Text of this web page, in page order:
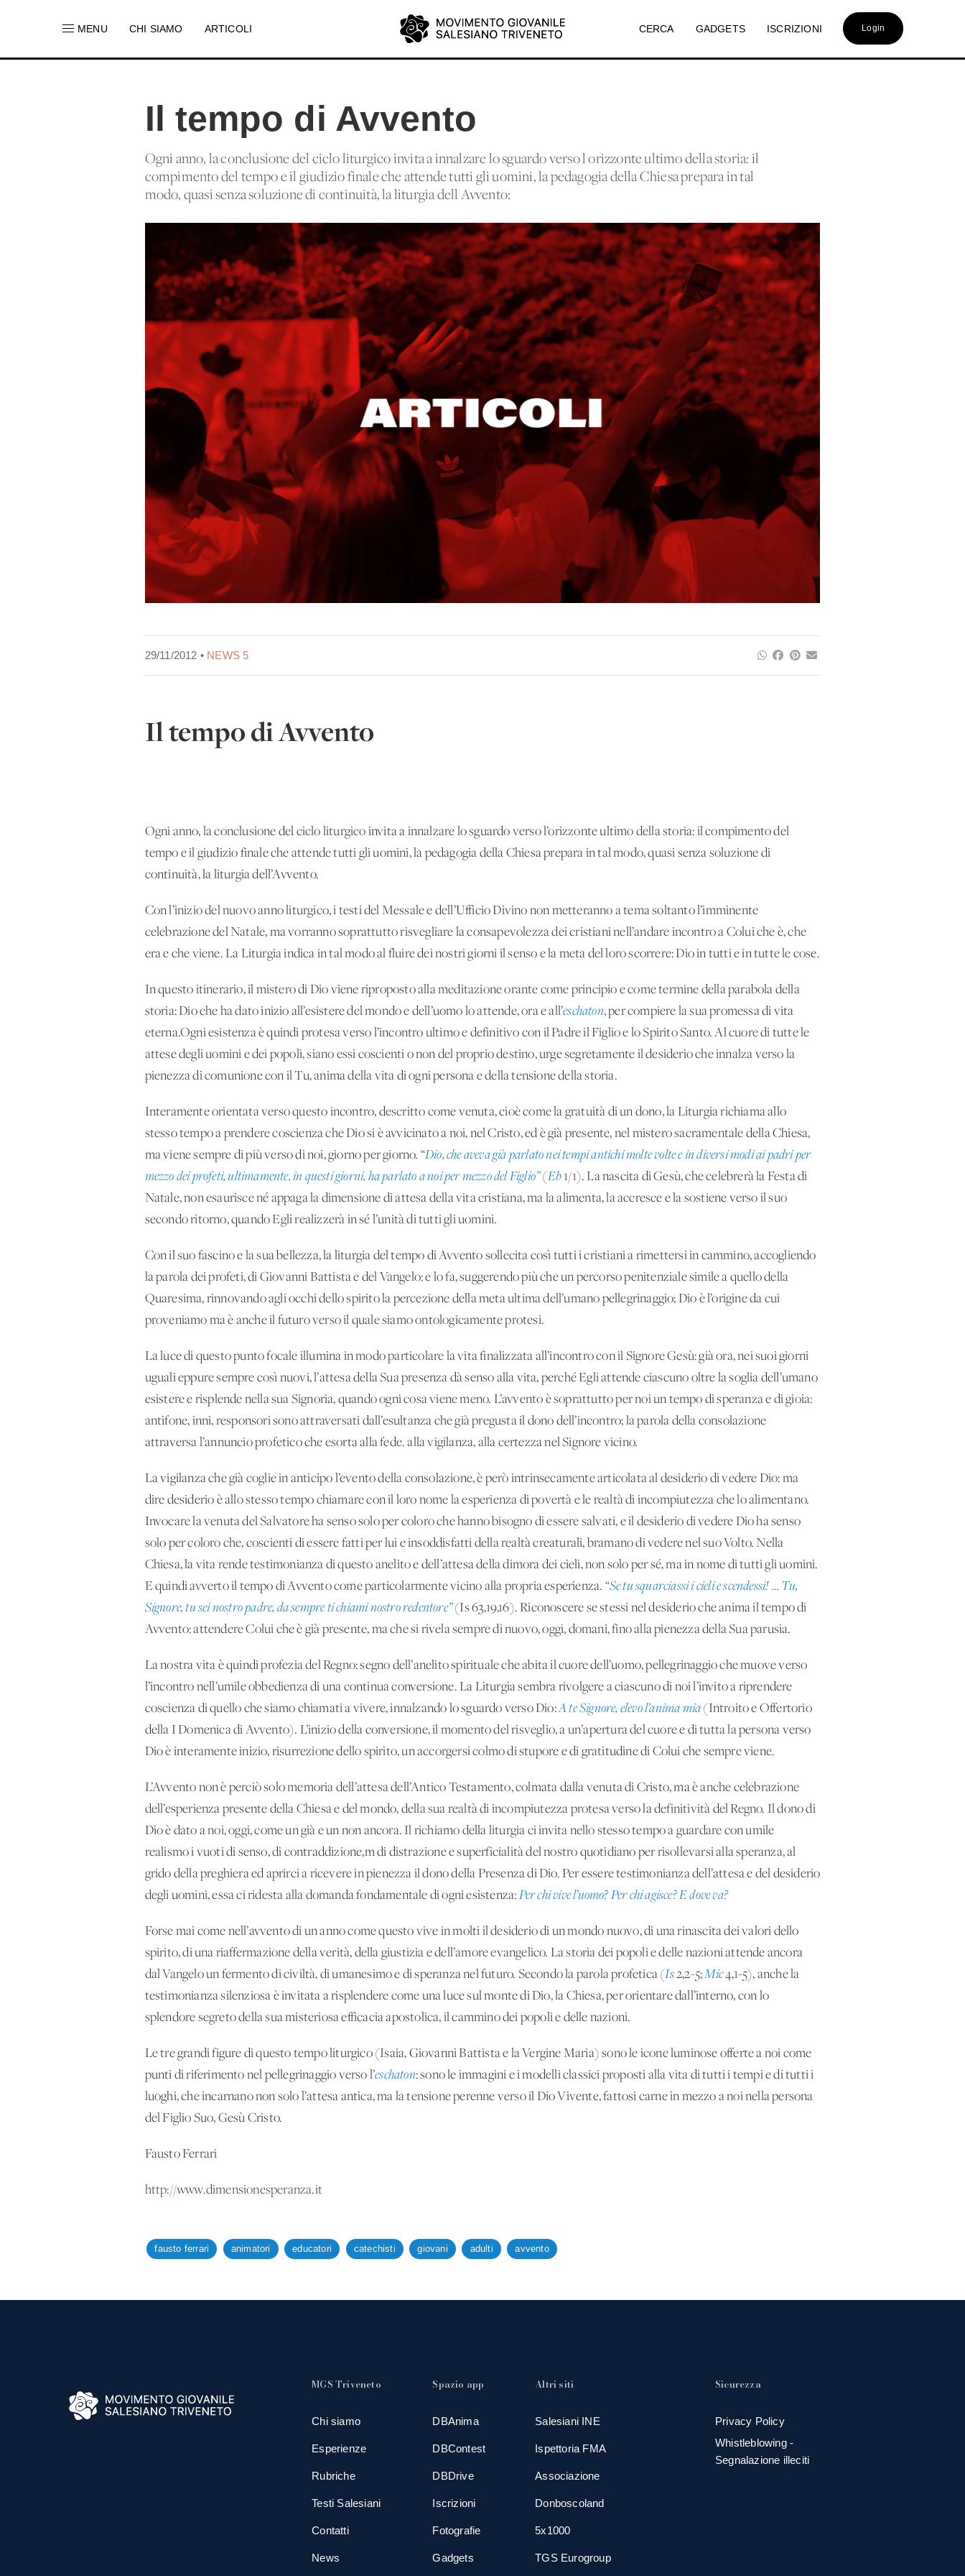
MENU CHI SIAMO ARTICOLI CERCA GADGETS ISCRIZIONI Login
Il tempo di Avvento
Ogni anno, la conclusione del ciclo liturgico invita a innalzare lo sguardo verso l'orizzonte ultimo della storia: il
compimento del tempo e il giudizio finale che attende tutti gli uomini, la pedagogia della Chiesa prepara in tal
modo, quasi senza soluzione di continuità, la liturgia dell'Avvento:
29/11/2012 • NEWS 5
Il tempo di Avvento
Ogni anno, la conclusione del ciclo liturgico invita a innalzare lo sguardo verso l’orizzonte ultimo della storia: il compimento del
tempo e il giudizio finale che attende tutti gli uomini, la pedagogia della Chiesa prepara in tal modo, quasi senza soluzione di
continuità, la liturgia dell’Avvento.
Con l’inizio del nuovo anno liturgico, i testi del Messale e dell’Ufficio Divino non metteranno a tema soltanto l’imminente
celebrazione del Natale, ma vorranno soprattutto risvegliare la consapevolezza dei cristiani nell’andare incontro a Colui che è, che
era e che viene. La Liturgia indica in tal modo al fluire dei nostri giorni il senso e la meta del loro scorrere: Dio in tutti e in tutte le cose.
In questo itinerario, il mistero di Dio viene riproposto alla meditazione orante come principio e come termine della parabola della
storia: Dio che ha dato inizio all’esistere del mondo e dell’uomo lo attende, ora e all’eschaton, per compiere la sua promessa di vita
eterna.Ogni esistenza è quindi protesa verso l’incontro ultimo e definitivo con il Padre il Figlio e lo Spirito Santo. Al cuore di tutte le
attese degli uomini e dei popoli, siano essi coscienti o non del proprio destino, urge segretamente il desiderio che innalza verso la
pienezza di comunione con il Tu, anima della vita di ogni persona e della tensione della storia.
Interamente orientata verso questo incontro, descritto come venuta, cioè come la gratuità di un dono, la Liturgia richiama allo
stesso tempo a prendere coscienza che Dio si è avvicinato a noi, nel Cristo, ed è già presente, nel mistero sacramentale della Chiesa,
ma viene sempre di più verso di noi, giorno per giorno. “Dio, che aveva già parlato nei tempi antichi molte volte e in diversi modi ai padri per
mezzo dei profeti, ultimamente, in questi giorni, ha parlato a noi per mezzo del Figlio”(Eb 1/1). La nascita di Gesù, che celebrerà la Festa di
Natale, non esaurisce né appaga la dimensione di attesa della vita cristiana, ma la alimenta, la accresce e la sostiene verso il suo
secondo ritorno, quando Egli realizzerà in sé l’unità di tutti gli uomini.
Con il suo fascino e la sua bellezza, la liturgia del tempo di Avvento sollecita così tutti i cristiani a rimettersi in cammino, accogliendo
la parola dei profeti, di Giovanni Battista e del Vangelo: e lo fa, suggerendo più che un percorso penitenziale simile a quello della
Quaresima, rinnovando agli occhi dello spirito la percezione della meta ultima dell’umano pellegrinaggio; Dio è l’origine da cui
proveniamo ma è anche il futuro verso il quale siamo ontologicamente protesi.
La luce di questo punto focale illumina in modo particolare la vita finalizzata all’incontro con il Signore Gesù: già ora, nei suoi giorni
uguali eppure sempre così nuovi, l’attesa della Sua presenza dà senso alla vita, perché Egli attende ciascuno oltre la soglia dell’umano
esistere e risplende nella sua Signoria, quando ogni cosa viene meno. L’avvento è soprattutto per noi un tempo di speranza e di gioia:
antifone, inni, responsori sono attraversati dall’esultanza che già pregusta il dono dell’incontro; la parola della consolazione
attraversa l’annuncio profetico che esorta alla fede. alla vigilanza, alla certezza nel Signore vicino.
La vigilanza che già coglie in anticipo l’evento della consolazione, è però intrinsecamente articolata al desiderio di vedere Dio: ma
dire desiderio è allo stesso tempo chiamare con il loro nome la esperienza di povertà e le realtà di incompiutezza che lo alimentano.
Invocare la venuta del Salvatore ha senso solo per coloro che hanno bisogno di essere salvati, e il desiderio di vedere Dio ha senso
solo per coloro che, coscienti di essere fatti per lui e insoddisfatti della realtà creaturali, bramano di vedere nel suo Volto. Nella
Chiesa, la vita rende testimonianza di questo anelito e dell’attesa della dimora dei cieli, non solo per sé, ma in nome di tutti gli uomini.
E quindi avverto il tempo di Avvento come particolarmente vicino alla propria esperienza. “Se tu squarciassi i cieli e scendessi! … Tu,
Signore, tu sei nostro padre, da sempre ti chiami nostro redentore”(Is 63,19,16). Riconoscere se stessi nel desiderio che anima il tempo di
Avvento: attendere Colui che è già presente, ma che si rivela sempre di nuovo, oggi, domani, fino alla pienezza della Sua parusia.
La nostra vita è quindi profezia del Regno: segno dell’anelito spirituale che abita il cuore dell’uomo, pellegrinaggio che muove verso
l’incontro nell’umile obbedienza di una continua conversione. La Liturgia sembra rivolgere a ciascuno di noi l’invito a riprendere
coscienza di quello che siamo chiamati a vivere, innalzando lo sguardo verso Dio:A te Signore, elevo l’anima mia (Introito e Offertorio
della I Domenica di Avvento). L’inizio della conversione, il momento del risveglio, a un’apertura del cuore e di tutta la persona verso
Dio è interamente inizio, risurrezione dello spirito, un accorgersi colmo di stupore e di gratitudine di Colui che sempre viene.
L’Avvento non è perciò solo memoria dell’attesa dell’Antico Testamento, colmata dalla venuta di Cristo, ma è anche celebrazione
dell’esperienza presente della Chiesa e del mondo, della sua realtà di incompiutezza protesa verso la definitività del Regno. Il dono di
Dio è dato a noi, oggi, come un già e un non ancora. Il richiamo della liturgia ci invita nello stesso tempo a guardare con umile
realismo i vuoti di senso, di contraddizione,m di distrazione e superficialità del nostro quotidiano per risollevarsi alla speranza, al
grido della preghiera ed aprirci a ricevere in pienezza il dono della Presenza di Dio. Per essere testimonianza dell’attesa e del desiderio
degli uomini, essa ci ridesta alla domanda fondamentale di ogni esistenza: Per chi vive l’uomo? Per chi agisce? E dove va?
Forse mai come nell’avvento di un anno come questo vive in molti il desiderio di un mondo nuovo, di una rinascita dei valori dello
spirito, di una riaffermazione della verità, della giustizia e dell’amore evangelico. La storia dei popoli e delle nazioni attende ancora
dal Vangelo un fermento di civiltà, di umanesimo e di speranza nel futuro. Secondo la parola profetica (Is2,2-5;Mic4,1-5), anche la
testimonianza silenziosa è invitata a risplendere come una luce sul monte di Dio, la Chiesa, per orientare dall’interno, con lo
splendore segreto della sua misteriosa efficacia apostolica, il cammino dei popoli e delle nazioni.
Le tre grandi figure di questo tempo liturgico (Isaia, Giovanni Battista e la Vergine Maria) sono le icone luminose offerte a noi come
punti di riferimento nel pellegrinaggio verso l’eschaton: sono le immagini e i modelli classici proposti alla vita di tutti i tempi e di tutti i
luoghi, che incarnano non solo l’attesa antica, ma la tensione perenne verso il Dio Vivente, fattosi carne in mezzo a noi nella persona
del Figlio Suo, Gesù Cristo.
Fausto Ferrari
http://www.dimensionesperanza.it
fausto ferrari animatori educatori catechisti giovani adulti avvento
MGS Triveneto
Chi siamo
Esperienze
Rubriche
Testi Salesiani
Contatti
News
Spazio app
DBAnima
DBContest
DBDrive
Iscrizioni
Fotografie
Gadgets
Altri siti
Salesiani INE
Ispettoria FMA
Associazione
Donboscoland
5x1000
TGS Eurogroup
Sicurezza
Privacy Policy
Whistleblowing -
Segnalazione illeciti